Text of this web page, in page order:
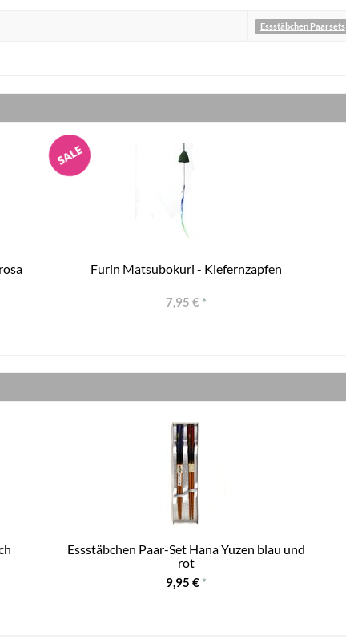
Essstäbchen Paarsets
Furin Matsubokuri - Kiefernzapfen
7,95 € *
Essstäbchen Paar-Set Hana Yuzen blau und
rot
9,95 € *